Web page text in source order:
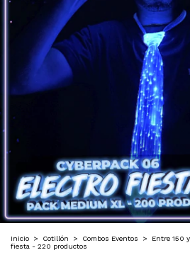
Inicio > Cotillón > Combos Eventos > Entre 150
fiesta - 220 productos